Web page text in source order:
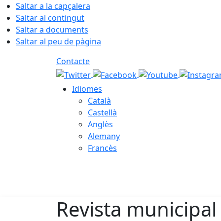
Saltar a la capçalera
Saltar al contingut
Saltar a documents
Saltar al peu de pàgina
Contacte
Idiomes
Català
Castellà
Anglès
Alemany
Francès
Revista municipal